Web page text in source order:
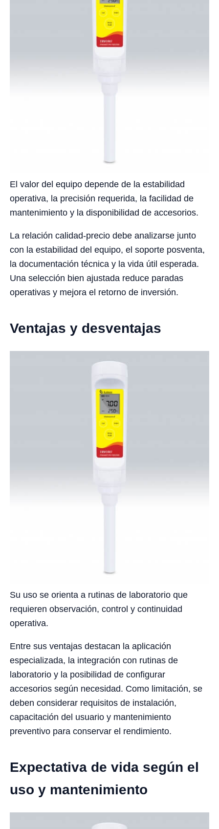
El valor del equipo depende de la estabilidad
operativa, la precisión requerida, la facilidad de
mantenimiento y la disponibilidad de accesorios.
La relación calidad-precio debe analizarse junto
con la estabilidad del equipo, el soporte posventa,
la documentación técnica y la vida útil esperada.
Una selección bien ajustada reduce paradas
operativas y mejora el retorno de inversión.
Ventajas y desventajas
Su uso se orienta a rutinas de laboratorio que
requieren observación, control y continuidad
operativa.
Entre sus ventajas destacan la aplicación
especializada, la integración con rutinas de
laboratorio y la posibilidad de configurar
accesorios según necesidad. Como limitación, se
deben considerar requisitos de instalación,
capacitación del usuario y mantenimiento
preventivo para conservar el rendimiento.
Expectativa de vida según el
uso y mantenimiento